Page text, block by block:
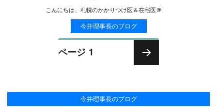
こんにちは、札幌のかかりつけ医＆在宅医＠
今井理事長のブログ
投
ページ 1
今井理事長のブログ